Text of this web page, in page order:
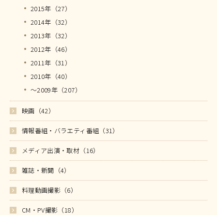
2015年（27）
2014年（32）
2013年（32）
2012年（46）
2011年（31）
2010年（40）
～2009年（207）
映画（42）
情報番組・バラエティ番組（31）
メディア出演・取材（16）
雑誌・新聞（4）
料理動画撮影（6）
CM・PV撮影（18）